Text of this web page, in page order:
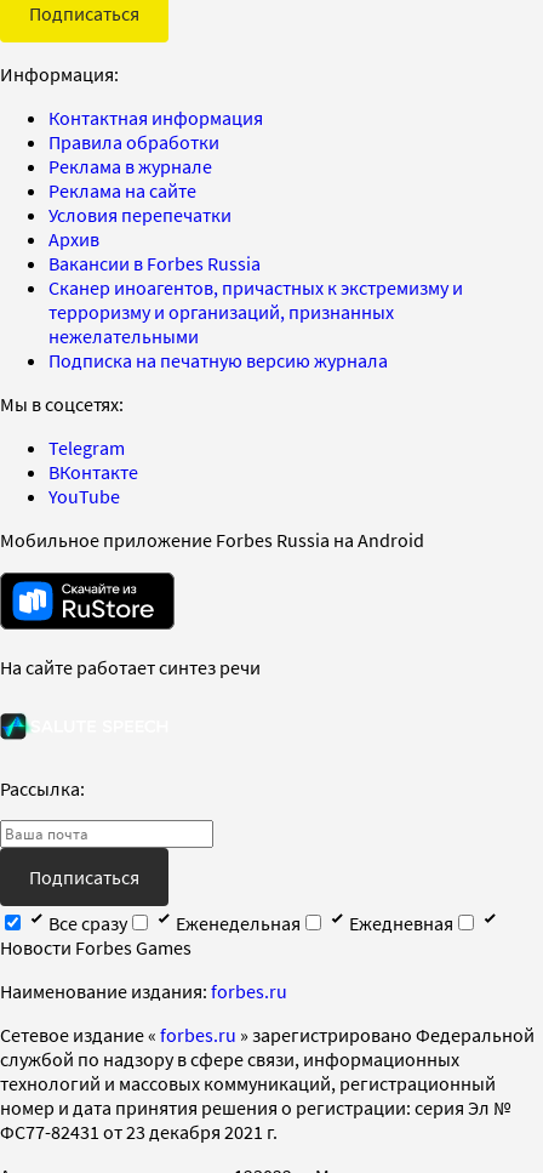
Подписаться
Информация:
Контактная информация
Правила обработки
Реклама в журнале
Реклама на сайте
Условия перепечатки
Архив
Вакансии в Forbes Russia
Сканер иноагентов, причастных к экстремизму и
терроризму и организаций, признанных
нежелательными
Подписка на печатную версию журнала
Мы в соцсетях:
Telegram
ВКонтакте
YouTube
Мобильное приложение Forbes Russia на Android
На сайте работает синтез речи
Рассылка:
Подписаться
Все сразу
Еженедельная
Ежедневная
Новости Forbes Games
Наименование издания: forbes.ru
Cетевое издание « forbes.ru » зарегистрировано Федеральной
службой по надзору в сфере связи, информационных
технологий и массовых коммуникаций, регистрационный
номер и дата принятия решения о регистрации: серия Эл №
ФС77-82431 от 23 декабря 2021 г.